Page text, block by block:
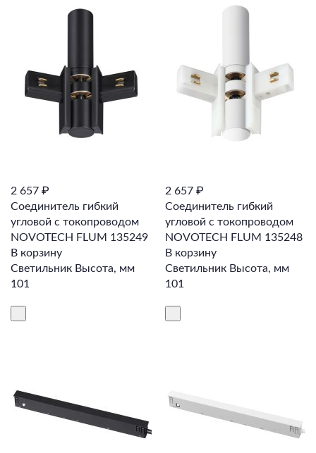
2 657 ₽
Соединитель гибкий
угловой с токопроводом
NOVOTECH FLUM 135249
В корзину
Светильник Высота, мм
101
2 657 ₽
Соединитель гибкий
угловой с токопроводом
NOVOTECH FLUM 135248
В корзину
Светильник Высота, мм
101